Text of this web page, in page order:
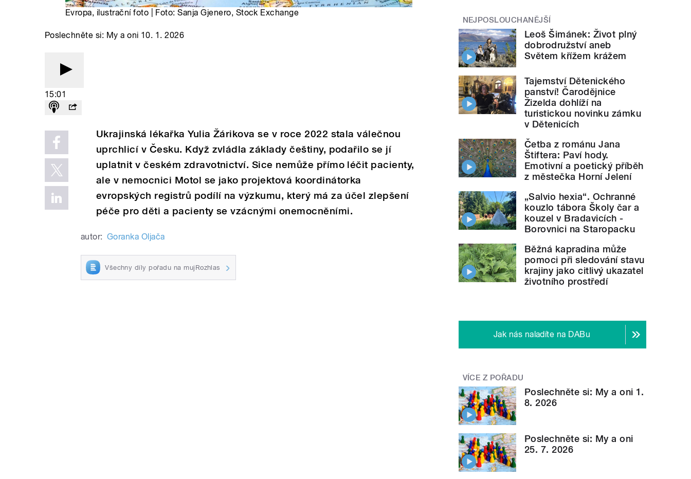
Evropa, ilustrační foto | Foto: Sanja Gjenero, Stock Exchange
Poslechněte si: My a oni 10. 1. 2026
15:01
Ukrajinská lékařka Yulia Žárikova se v roce 2022 stala válečnou
uprchlicí v Česku. Když zvládla základy češtiny, podařilo se jí
uplatnit v českém zdravotnictví. Sice nemůže přímo léčit pacienty,
ale v nemocnici Motol se jako projektová koordinátorka
evropských registrů podílí na výzkumu, který má za účel zlepšení
péče pro děti a pacienty se vzácnými onemocněními.
autor: Goranka Oljača
Všechny díly pořadu na mujRozhlas
NEJPOSLOUCHANĚJŠÍ
Leoš Šimánek: Život plný
dobrodružství aneb
Světem křížem krážem
Tajemství Dětenického
panství! Čarodějnice
Žizelda dohlíží na
turistickou novinku zámku
v Dětenicích
Četba z románu Jana
Štiftera: Paví hody.
Emotivní a poetický příběh
z městečka Horní Jelení
„Salvio hexia“. Ochranné
kouzlo tábora Školy čar a
kouzel v Bradavicích -
Borovnici na Staropacku
Běžná kapradina může
pomoci při sledování stavu
krajiny jako citlivý ukazatel
životního prostředí
Jak nás naladíte na DABu
VÍCE Z POŘADU
Poslechněte si: My a oni 1.
8. 2026
Poslechněte si: My a oni
25. 7. 2026